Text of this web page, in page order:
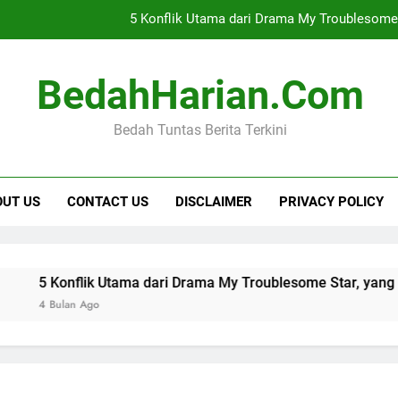
5 Konflik Utama dari Drama My
Cara Mendapatkan Premi Murah dengan
5 Konflik Utama dari Drama My
BedahHarian.com
Bedah Tuntas Berita Terkini
US CONTACT US DISCLAIMER PRIVACY POLICY
Utama dari Drama My Troublesome Star, yang Penuh